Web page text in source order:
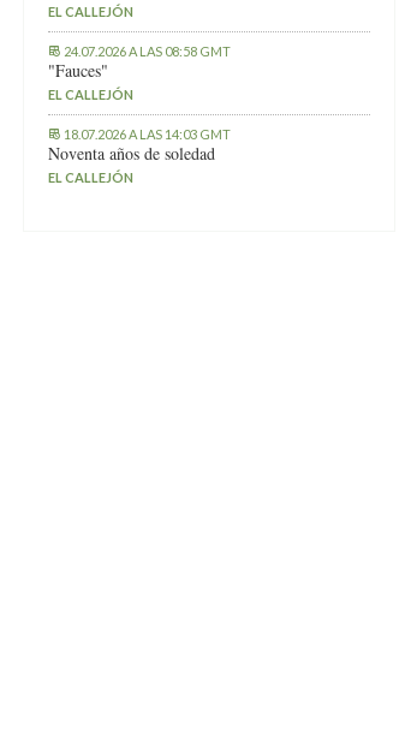
EL CALLEJÓN
24.07.2026 A LAS 08:58 GMT
"Fauces"
EL CALLEJÓN
18.07.2026 A LAS 14:03 GMT
Noventa años de soledad
EL CALLEJÓN